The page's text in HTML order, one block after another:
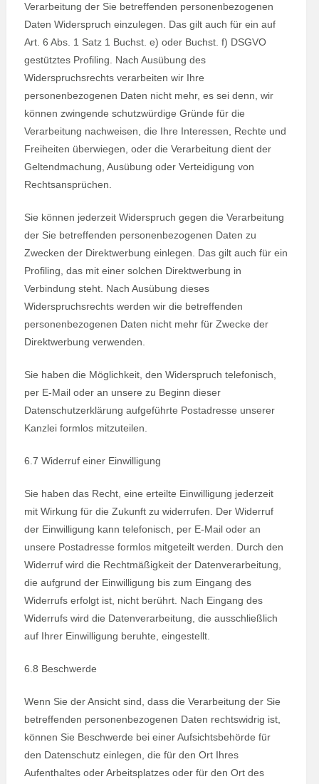
Verarbeitung der Sie betreffenden personenbezogenen
Daten Widerspruch einzulegen. Das gilt auch für ein auf
Art. 6 Abs. 1 Satz 1 Buchst. e) oder Buchst. f) DSGVO
gestütztes Profiling. Nach Ausübung des
Widerspruchsrechts verarbeiten wir Ihre
personenbezogenen Daten nicht mehr, es sei denn, wir
können zwingende schutzwürdige Gründe für die
Verarbeitung nachweisen, die Ihre Interessen, Rechte und
Freiheiten überwiegen, oder die Verarbeitung dient der
Geltendmachung, Ausübung oder Verteidigung von
Rechtsansprüchen.
Sie können jederzeit Widerspruch gegen die Verarbeitung
der Sie betreffenden personenbezogenen Daten zu
Zwecken der Direktwerbung einlegen. Das gilt auch für ein
Profiling, das mit einer solchen Direktwerbung in
Verbindung steht. Nach Ausübung dieses
Widerspruchsrechts werden wir die betreffenden
personenbezogenen Daten nicht mehr für Zwecke der
Direktwerbung verwenden.
Sie haben die Möglichkeit, den Widerspruch telefonisch,
per E-Mail oder an unsere zu Beginn dieser
Datenschutzerklärung aufgeführte Postadresse unserer
Kanzlei formlos mitzuteilen.
6.7 Widerruf einer Einwilligung
Sie haben das Recht, eine erteilte Einwilligung jederzeit
mit Wirkung für die Zukunft zu widerrufen. Der Widerruf
der Einwilligung kann telefonisch, per E-Mail oder an
unsere Postadresse formlos mitgeteilt werden. Durch den
Widerruf wird die Rechtmäßigkeit der Datenverarbeitung,
die aufgrund der Einwilligung bis zum Eingang des
Widerrufs erfolgt ist, nicht berührt. Nach Eingang des
Widerrufs wird die Datenverarbeitung, die ausschließlich
auf Ihrer Einwilligung beruhte, eingestellt.
6.8 Beschwerde
Wenn Sie der Ansicht sind, dass die Verarbeitung der Sie
betreffenden personenbezogenen Daten rechtswidrig ist,
können Sie Beschwerde bei einer Aufsichtsbehörde für
den Datenschutz einlegen, die für den Ort Ihres
Aufenthaltes oder Arbeitsplatzes oder für den Ort des